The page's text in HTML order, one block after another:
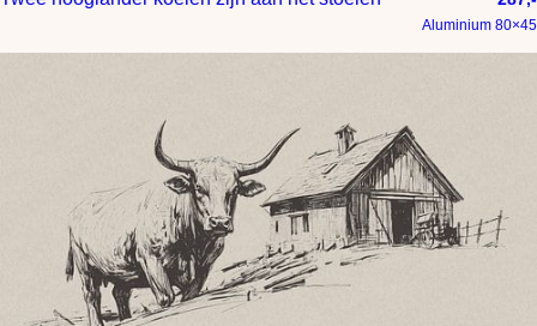
Aluminium 80×45